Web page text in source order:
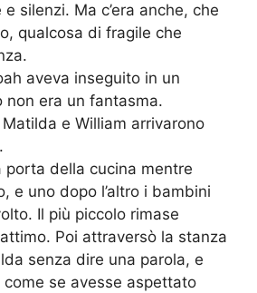
silenzi. Ma c’era anche, che
qualcosa di fragile che
aveva inseguito in un
non era un fantasma.
e William arrivarono
porta della cucina mentre
e uno dopo l’altro i bambini
Il più piccolo rimase
Poi attraversò la stanza
senza dire una parola, e
se avesse aspettato